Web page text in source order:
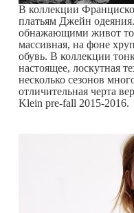
В коллекции
платьям Джейн
обнажающими живот
массивная, на фоне
обувь. В коллекции
настоящее, лоскутная
несколько сезонов
отличительная черта
Klein pre-fall 2015-2016.